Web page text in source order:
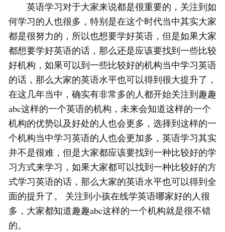
英语学习对于大家来说都是很重要的，关注到如
何学习的人也很多，特别是在这个时代当中其实大家
都是很努力的，所以也想要学好英语，但是如果大家
都想要学好英语的话，那么还是应该要找到一些比较
好机构，如果可以到一些比较好的机构当中学习英语
的话，那么大家的英语水平也可以得到很大提升了，
在这几年当中，确实有非常多的人都开始关注到趣趣
abc这样的一个英语的机构，未来会知道这样的一个
机构的优势以及好处的人也会更多，选择到这样的一
个机构当中学习英语的人也会更加多，英语学习其实
并不是很难，但是大家都应该要找到一种比较好的学
习方式来学习，如果大家都可以找到一种比较好的方
式学习英语的话，那么大家的英语水平也可以得到全
面的提升了。 关注到小孩在线学英语哪家好的人很
多，大家都知道趣趣abc这样的一个机构就是很不错
的。